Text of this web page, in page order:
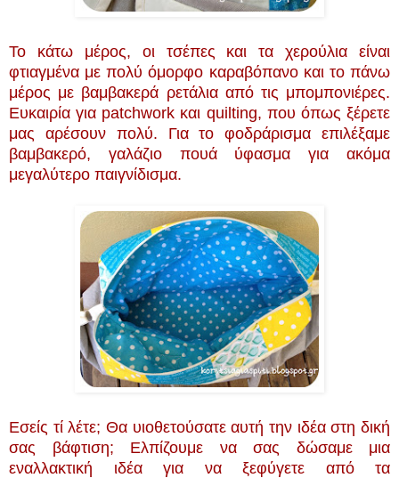
Το κάτω μέρος, οι τσέπες και τα χερούλια είναι
φτιαγμένα με πολύ όμορφο καραβόπανο και το πάνω
μέρος με βαμβακερά ρετάλια από τις μπομπονιέρες.
Ευκαιρία για patchwork και quilting, που όπως ξέρετε
μας αρέσουν πολύ. Για το φοδράρισμα επιλέξαμε
βαμβακερό, γαλάζιο πουά ύφασμα για ακόμα
μεγαλύτερο παιγνίδισμα.
Εσείς τί λέτε; Θα υιοθετούσατε αυτή την ιδέα στη δική
σας βάφτιση; Ελπίζουμε να σας δώσαμε μια
εναλλακτική ιδέα για να ξεφύγετε από τα